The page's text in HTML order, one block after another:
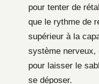
pour tenter de
que le rythme de
supérieur à la
système nerveux,
pour laisser le
se déposer.